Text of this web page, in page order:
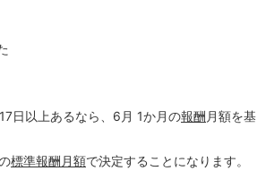
日以上あるなら、6月 1か月の報酬 月額を基
標準報酬月額で決定することになります。